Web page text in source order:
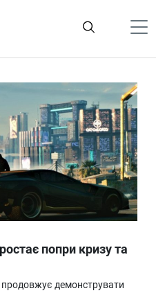
попри кризу та
продовжує демонструвати